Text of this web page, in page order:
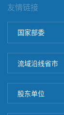
友情链接
国家部委
流域沿线省市
股东单位